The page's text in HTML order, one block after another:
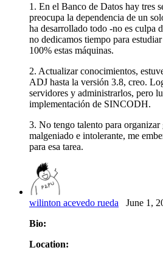
1. En el Banco de Datos hay tres
preocupa la dependencia de un
ha desarrollado todo -no es culpa
no dedicamos tiempo para
100% estas máquinas.
2. Actualizar conocimientos,
ADJ hasta la versión 3.8, creo.
servidores y administrarlos, pero
implementación de SINCODH.
3. No tengo talento para organizar
malgeniado e intolerante, me
para esa tarea.
wilinton acevedo rueda June 1,
Bio:
Location: